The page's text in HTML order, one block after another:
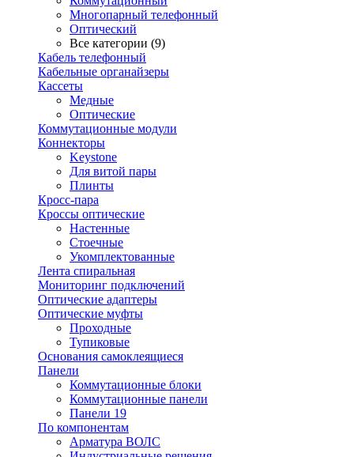
Многопарный телефонный
Оптический
Все категории (9)
Кабель телефонный
Кабельные органайзеры
Кассеты
Медные
Оптические
Коммутационные модули
Коннекторы
Keystone
Для витой пары
Плинты
Кросс-пара
Кроссы оптические
Настенные
Стоечные
Укомплектованные
Лента спиральная
Мониторинг подключений
Оптические адаптеры
Оптические муфты
Проходные
Тупиковые
Основания самоклеящиеся
Панели
Коммутационные блоки
Коммутационные панели
Панели 19
По компонентам
Арматура ВОЛС